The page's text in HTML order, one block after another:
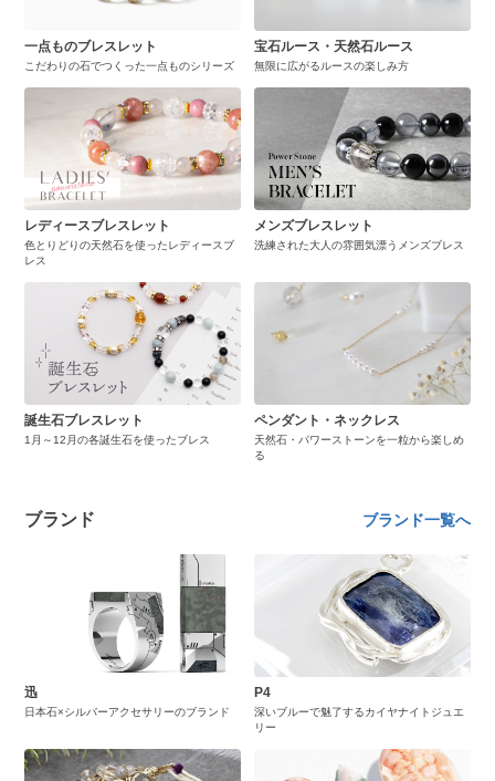
一点ものブレスレット
こだわりの石でつくった一点ものシリーズ
宝石ルース・天然石ルース
無限に広がるルースの楽しみ方
レディースブレスレット
色とりどりの天然石を使ったレディースブ
レス
メンズブレスレット
洗練された大人の雰囲気漂うメンズブレス
誕生石ブレスレット
1月～12月の各誕生石を使ったブレス
ペンダント・ネックレス
天然石・パワーストーンを一粒から楽しめ
る
ブランド ブランド一覧へ
迅
日本石×シルバーアクセサリーのブランド
P4
深いブルーで魅了するカイヤナイトジュエ
リー